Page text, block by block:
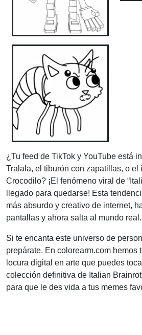
¿Tu feed de TikTok y YouTube está
Tralala, el tiburón con zapatillas, o el
Crocodilo? ¡El fenómeno viral de
llegado para quedarse! Esta
más absurdo y creativo de internet,
pantallas y ahora salta al mundo real.
Si te encanta este universo de
prepárate. En colorearm.com hemos
locura digital en arte que puedes
colección definitiva de Italian
para que le des vida a tus memes